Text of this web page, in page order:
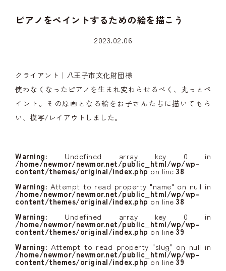
ピアノをペイントするための絵を描こう
2023.02.06
クライアント｜八王子市文化財団様
使わなくなったピアノを生まれ変わらせるべく、丸っとペ
イント。その原画となる絵をお子さんたちに描いてもら
い、模写/レイアウトしました。
Warning: Undefined array key 0 in
/home/newmor/newmor.net/public_html/wp/wp-
content/themes/original/index.phpon line 38
Warning: Attempt to read property "name" on null in
/home/newmor/newmor.net/public_html/wp/wp-
content/themes/original/index.phpon line 38
Warning: Undefined array key 0 in
/home/newmor/newmor.net/public_html/wp/wp-
content/themes/original/index.phpon line 39
Warning: Attempt to read property "slug" on null in
/home/newmor/newmor.net/public_html/wp/wp-
content/themes/original/index.phpon line 39